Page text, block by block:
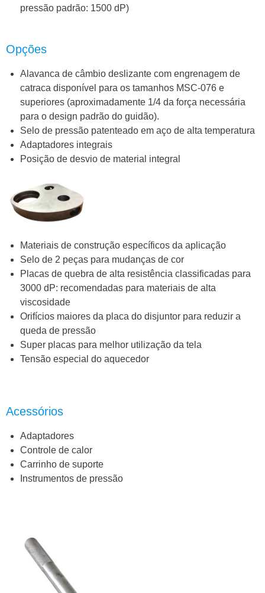
pressão padrão: 1500 dP)
Opções
Alavanca de câmbio deslizante com engrenagem de
catraca disponível para os tamanhos MSC-076 e
superiores (aproximadamente 1/4 da força necessária
para o design padrão do guidão).
Selo de pressão patenteado em aço de alta temperatura
Adaptadores integrais
Posição de desvio de material integral
Materiais de construção específicos da aplicação
Selo de 2 peças para mudanças de cor
Placas de quebra de alta resistência classificadas para
3000 dP: recomendadas para materiais de alta
viscosidade
Orifícios maiores da placa do disjuntor para reduzir a
queda de pressão
Super placas para melhor utilização da tela
Tensão especial do aquecedor
Acessórios
Adaptadores
Controle de calor
Carrinho de suporte
Instrumentos de pressão